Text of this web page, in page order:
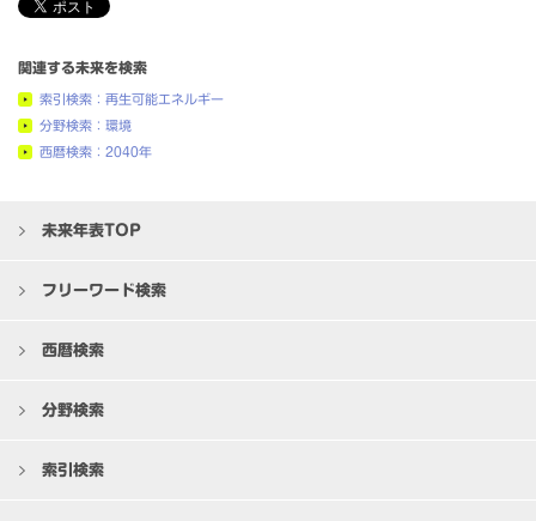
関連する未来を検索
索引検索：再生可能エネルギー
分野検索：環境
西暦検索：2040年
未来年表TOP
フリーワード検索
西暦検索
分野検索
索引検索